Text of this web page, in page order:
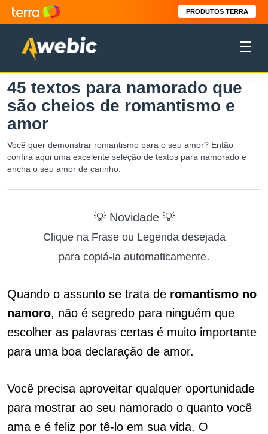
PRODUTOS TERRA
45 textos para namorado que
são cheios de romantismo e
amor
Você quer demonstrar romantismo para o seu amor? Então
confira aqui uma excelente seleção de textos para namorado e
encha o seu amor de carinho.
💡 Novidade 💡
Clique na Frase ou Legenda desejada
para copiá-la automaticamente.
Quando o assunto se trata de romantismo no
namoro, não é segredo para ninguém que
escolher as palavras certas é muito importante
para uma boa declaração de amor.
Você precisa aproveitar qualquer oportunidade
para mostrar ao seu namorado o quanto você
ama e é feliz por tê-lo em sua vida. O